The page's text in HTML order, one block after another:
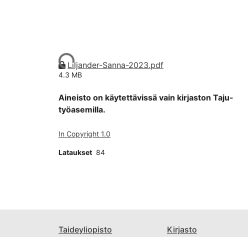
Ladataan...Liljander-Sanna-2023.pdf
4.3 MB
Aineisto on käytettävissä vain kirjaston Taju-
työasemilla.
In Copyright 1.0
Lataukset 84
Taideyliopisto Kirjasto